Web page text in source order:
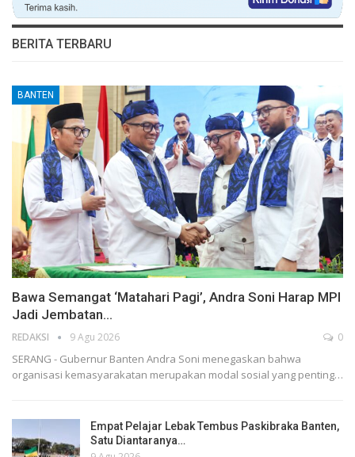
BERITA TERBARU
BANTEN
Bawa Semangat ‘Matahari Pagi’, Andra Soni Harap MPI
Jadi Jembatan…
REDAKSI 9 Agu 2026 0
SERANG - Gubernur Banten Andra Soni menegaskan bahwa
organisasi kemasyarakatan merupakan modal sosial yang penting…
Empat Pelajar Lebak Tembus Paskibraka Banten,
Satu Diantaranya…